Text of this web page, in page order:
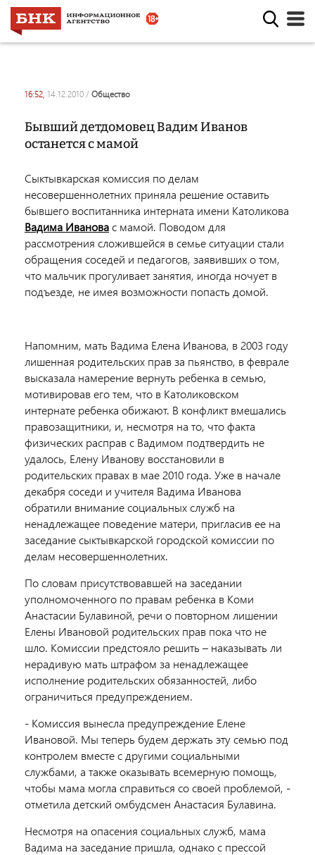
16:52, 14.12.2010 / общество
Бывший детдомовец Вадим Иванов
останется с мамой
Сыктывкарская комиссия по делам
несовершеннолетних приняла решение оставить
бывшего воспитанника интерната имени Католикова
Вадима Ивановас мамой. Поводом для
рассмотрения сложившейся в семье ситуации стали
обращения соседей и педагогов, заявивших о том,
что мальчик прогуливает занятия, иногда ночует в
подъезде, не имея возможности попасть домой.
Напомним, мать Вадима Елена Иванова, в 2003 году
лишенная родительских прав за пьянство, в феврале
высказала намерение вернуть ребенка в семью,
мотивировав его тем, что в Католиковском
интернате ребенка обижают. В конфликт вмешались
правозащитники, и, несмотря на то, что факта
физических расправ с Вадимом подтвердить не
удалось, Елену Иванову восстановили в
родительских правах в мае 2010 года. Уже в начале
декабря соседи и учителя Вадима Иванова
обратили внимание социальных служб на
ненадлежащее поведение матери, пригласив ее на
заседание сыктывкарской городской комиссии по
делам несовершеннолетних.
По словам присутствовавшей на заседании
уполномоченного по правам ребенка в Коми
Анастасии Булавиной, речи о повторном лишении
Елены Ивановой родительских прав пока что не
шло. Комиссии предстояло решить – наказывать ли
нерадивую мать штрафом за ненадлежащее
исполнение родительских обязанностей, либо
ограничиться предупреждением.
- Комиссия вынесла предупреждение Елене
Ивановой. Мы теперь будем держать эту семью под
контролем вместе с другими социальными
службами, а также оказывать всемерную помощь,
чтобы мама могла справиться со своей проблемой, -
отметила детский омбудсмен Анастасия Булавина.
Несмотря на опасения социальных служб, мама
Вадима на заседание пришла, однако с прессой